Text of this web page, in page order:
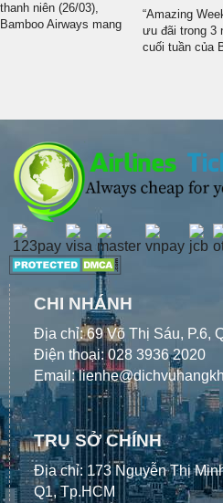
thanh niên (26/03),
Bamboo Airways mang
liên hệ ngay đến
Vietnam Tickets để
được tư vấn chi tiết
chương trình khuyến
mãi và được hỗ trợ
đặt vé nhanh nhất.
“Amazing
ưu đãi trong 3
cuối tuần của
mà chưa tìm
cứng", tưng
ưu đãi và
Liên hệ ngay
CHI NHÁNH
Địa chỉ: 69 Võ Thị Sáu, P.6,
Điện thoại: 028 3936 2020
Email:
TRỤ SỞ CHÍNH
Địa chỉ: 173 Nguyễn Thị
Q1, Tp.HCM